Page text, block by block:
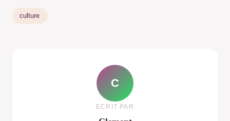
culture
C
ECRIT PAR